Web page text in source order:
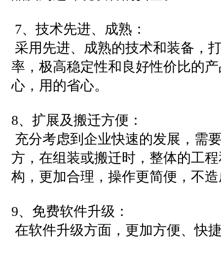
7、技术先进、成熟：
采用先进、成熟的技术和装备，
率，极高稳定性和良好性价比的
心，用的省心。
8、扩展及搬迁方便：
充分考虑到企业快速的发展，需
方，在组装或搬迁时，整体的工
构，更加合理，操作更简便，不
9、免费软件升级：
在软件升级方面，更加方便、快